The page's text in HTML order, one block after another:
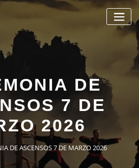
DE
7 DE
2026
DE ASCENSOS 7 DE MARZO 2026